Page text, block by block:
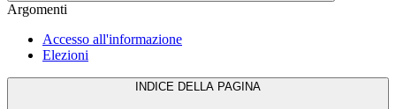
Argomenti
Accesso all'informazione
Elezioni
INDICE DELLA PAGINA